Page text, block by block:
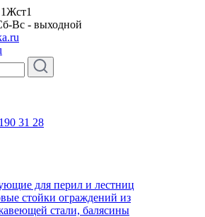
Вс - выходной
31 28
для перил и лестниц
стойки ограждений из
стали, балясины